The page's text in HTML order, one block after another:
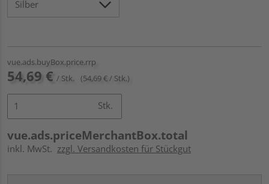
vue.ads.buyBox.price.rrp
54,69 € / Stk. (54,69 € / Stk.)
Stk.
vue.ads.priceMerchantBox.total
inkl. MwSt. zzgl. Versandkosten für Stückgut